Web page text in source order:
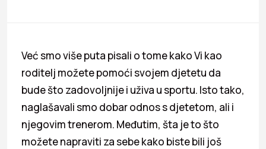
Već smo više puta pisali o tome kako Vi kao
roditelj možete pomoći svojem djetetu da
bude što zadovoljnije i uživa u sportu. Isto tako,
naglašavali smo dobar odnos s djetetom, ali i
njegovim trenerom. Međutim, šta je to što
možete napraviti za sebe kako biste bili još